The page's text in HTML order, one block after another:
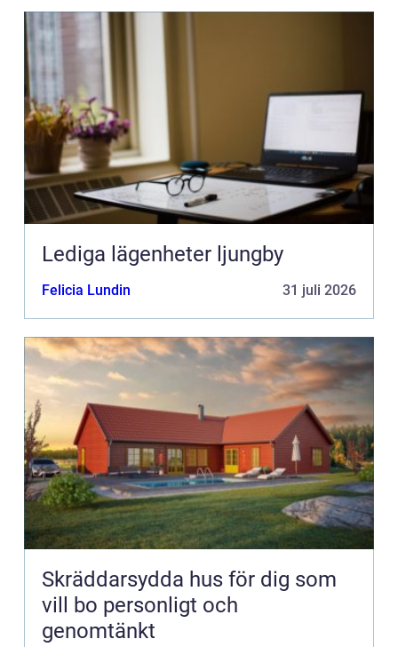
Lediga lägenheter ljungby
Felicia Lundin 31 juli 2026
Skräddarsydda hus för dig som
vill bo personligt och
genomtänkt